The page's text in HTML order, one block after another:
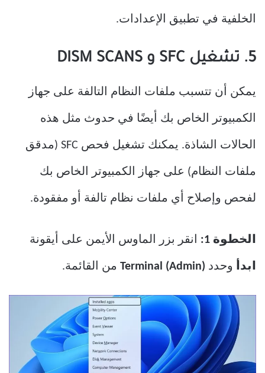
الخلفية في تطبيق الإعدادات.
5. تشغيل SFC و DISM SCANS
يمكن أن تتسبب ملفات النظام التالفة على جهاز
الكمبيوتر الخاص بك أيضًا في حدوث مثل هذه
الحالات الشاذة. يمكنك تشغيل فحص SFC (مدقق
ملفات النظام) على جهاز الكمبيوتر الخاص بك
لفحص وإصلاح أي ملفات نظام تالفة أو مفقودة.
الخطوة 1: انقر بزر الماوس الأيمن على أيقونة
ابدأ وحدد Terminal (Admin) من القائمة.